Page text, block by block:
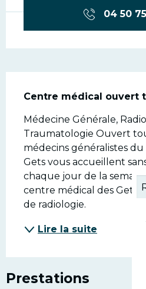
04 50
Description
Centre médical ouvert
Médecine Générale,
Traumatologie Ouvert
médecins généralistes
Gets vous accueillent
chaque jour de la
centre médical des Gets
de radiologie.
Lire la suite
Prestations